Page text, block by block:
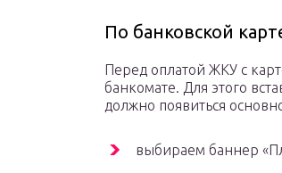
По банковской
Перед оплатой ЖКУ с
банкомате. Для этого
должно появиться
выбираем баннер